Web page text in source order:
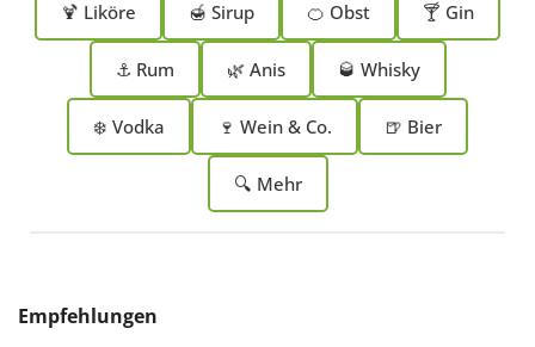
🍹 Liköre 🍯 Sirup 🍊 Obst 🍸 Gin
⚓ Rum 🌿 Anis 🥃 Whisky
❄️ Vodka 🍷 Wein & Co. 🍺 Bier
🔍 Mehr
Produktgalerie überspringen
Empfehlungen